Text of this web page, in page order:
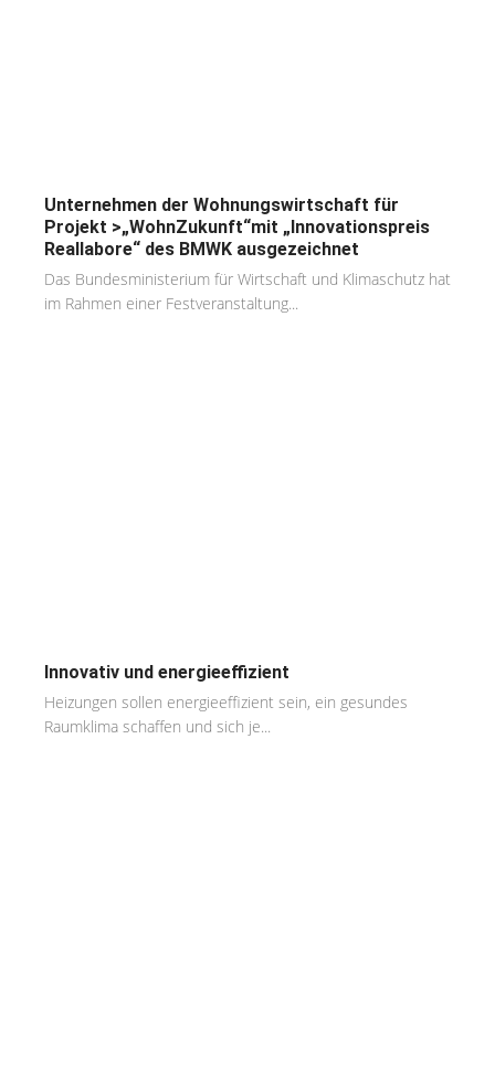
Unternehmen der Wohnungswirtschaft für
Projekt >„WohnZukunft“mit „Innovationspreis
Reallabore“ des BMWK ausgezeichnet
Das Bundesministerium für Wirtschaft und Klimaschutz hat
im Rahmen einer Festveranstaltung...
Innovativ und energieeffizient
Heizungen sollen energieeffizient sein, ein gesundes
Raumklima schaffen und sich je...